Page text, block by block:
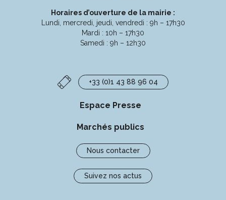
Horaires d’ouverture de la mairie :
Lundi, mercredi, jeudi, vendredi : 9h – 17h30
Mardi : 10h – 17h30
Samedi : 9h – 12h30
+33 (0)1 43 88 96 04
Espace Presse
Marchés publics
Nous contacter
Suivez nos actus